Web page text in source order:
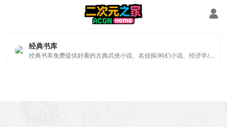
经典书库
经典书库免费提供好看的古典武侠小说、名侦探/科幻小说、经济学/哲学及宗教、轻松一刻、儿童睡前故事、传统文学名著等内容。